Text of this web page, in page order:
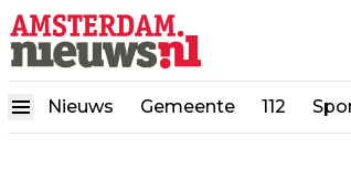
Nieuws Gemeente 112